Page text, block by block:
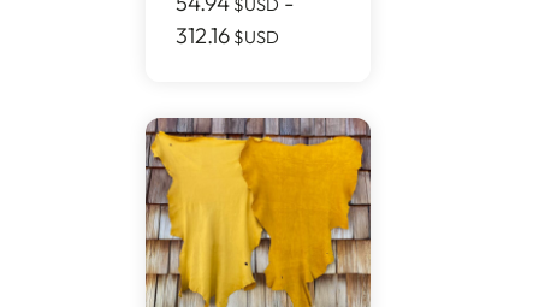
312.16 $USD